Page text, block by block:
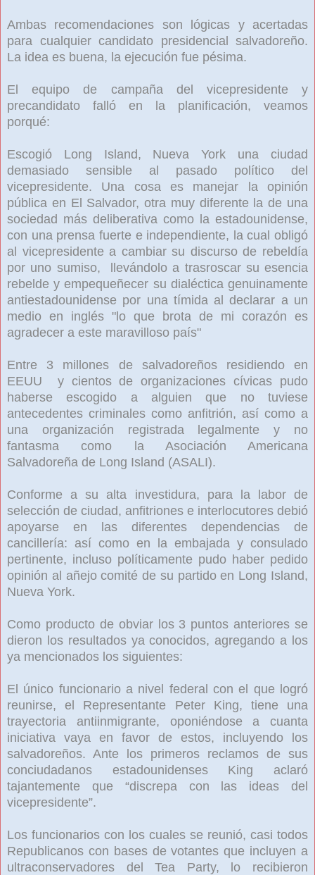
Ambas recomendaciones son lógicas y acertadas
para cualquier candidato presidencial salvadoreño.
La idea es buena, la ejecución fue pésima.
El equipo de campaña del vicepresidente y
precandidato falló en la planificación, veamos
porqué:
Escogió Long Island, Nueva York una ciudad
demasiado sensible al pasado político del
vicepresidente. Una cosa es manejar la opinión
pública en El Salvador, otra muy diferente la de una
sociedad más deliberativa como la estadounidense,
con una prensa fuerte e independiente, la cual obligó
al vicepresidente a cambiar su discurso de rebeldía
por uno sumiso, llevándolo a trasroscar su esencia
rebelde y empequeñecer su dialéctica genuinamente
antiestadounidense por una tímida al declarar a un
medio en inglés "lo que brota de mi corazón es
agradecer a este maravilloso país"
Entre 3 millones de salvadoreños residiendo en
EEUU y cientos de organizaciones cívicas pudo
haberse escogido a alguien que no tuviese
antecedentes criminales como anfitrión, así como a
una organización registrada legalmente y no
fantasma como la Asociación Americana
Salvadoreña de Long Island (ASALI).
Conforme a su alta investidura, para la labor de
selección de ciudad, anfitriones e interlocutores debió
apoyarse en las diferentes dependencias de
cancillería: así como en la embajada y consulado
pertinente, incluso políticamente pudo haber pedido
opinión al añejo comité de su partido en Long Island,
Nueva York.
Como producto de obviar los 3 puntos anteriores se
dieron los resultados ya conocidos, agregando a los
ya mencionados los siguientes:
El único funcionario a nivel federal con el que logró
reunirse, el Representante Peter King, tiene una
trayectoria antiinmigrante, oponiéndose a cuanta
iniciativa vaya en favor de estos, incluyendo los
salvadoreños. Ante los primeros reclamos de sus
conciudadanos estadounidenses King aclaró
tajantemente que “discrepa con las ideas del
vicepresidente”.
Los funcionarios con los cuales se reunió, casi todos
Republicanos con bases de votantes que incluyen a
ultraconservadores del Tea Party, lo recibieron